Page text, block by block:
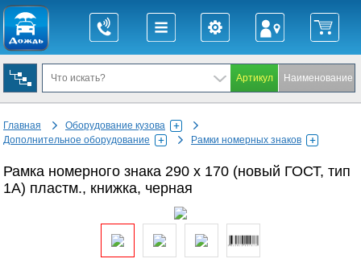
Главная
Оборудование кузова
Дополнительное оборудование
Рамки номерных знаков
Рамка номерного знака 290 х 170 (новый ГОСТ, тип
1А) пластм., книжка, черная